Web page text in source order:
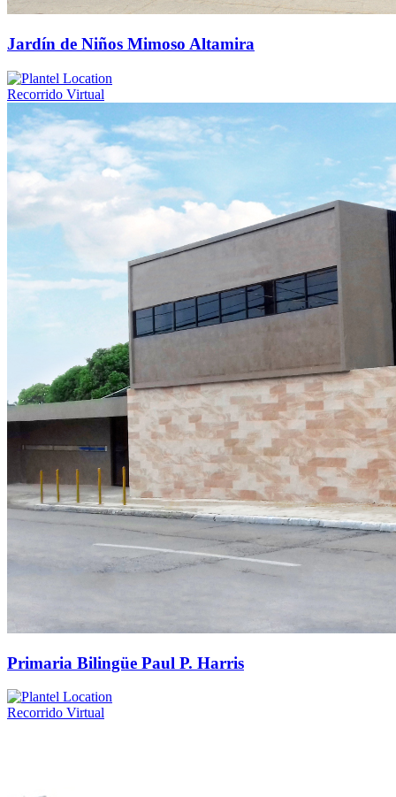
Jardín de Niños Mimoso Altamira
Recorrido Virtual
Primaria Bilingüe Paul P. Harris
Recorrido Virtual